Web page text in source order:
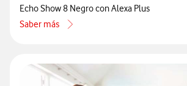
Echo Show 8 Negro con Alexa Plus
Saber más
acerca de Especificaciones de Amazon